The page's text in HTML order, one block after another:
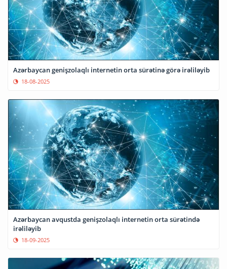
Azərbaycan genişzolaqlı internetin orta sürətinə görə irəliləyib
18-08-2025
Azərbaycan avqustda genişzolaqlı internetin orta sürətində
irəliləyib
18-09-2025